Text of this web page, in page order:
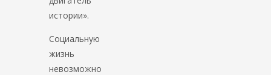
истории».
Социальную
жизнь
невозможно